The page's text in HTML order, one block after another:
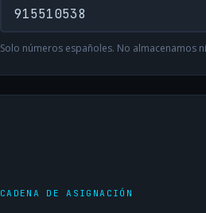
Solo números españoles. No almacenamos
CADENA DE ASIGNACIÓN